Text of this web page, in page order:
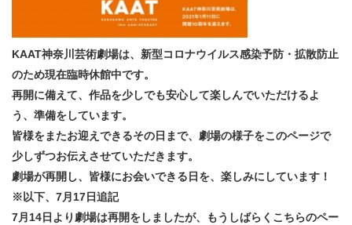
・ レストラン/カフェ
KAAT神奈川芸術劇場は、新型コロナウイルス感染予防・拡散防止
のため現在臨時休館中です。
再開に備えて、作品を少しでも安心して楽しんでいただけるよ
う、準備をしています。
皆様をまたお迎えできるその日まで、劇場の様子をこのページで
少しずつお伝えさせていただきます。
劇場が再開し、皆様にお会いできる日を、楽しみにしています！
※以下、7月17日追記
7月14日より劇場は再開をしましたが、もうしばらくこちらのペー